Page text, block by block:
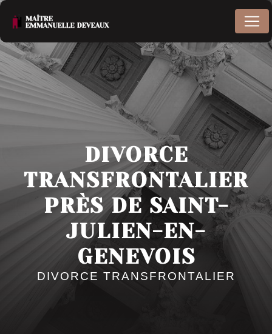
DIVORCE
TRANSFRONTALIER
PRÈS DE SAINT-
JULIEN-EN-
GENEVOIS
DIVORCE TRANSFRONTALIER
Panneau de gestion des cookies